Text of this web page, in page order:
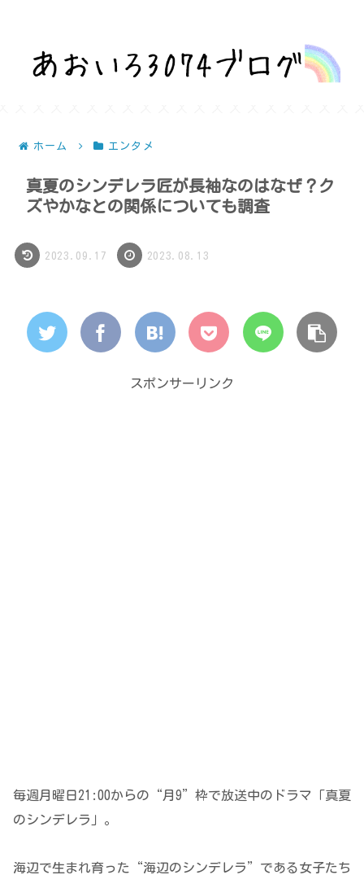
ホーム エンタメ
真夏のシンデレラ匠が長袖なのはなぜ？ク
ズやかなとの関係についても調査
2023.09.17 2023.08.13
スポンサーリンク
毎週月曜日21:00からの“月9”枠で放送中のドラマ「真夏
のシンデレラ」。
海辺で生まれ育った“海辺のシンデレラ”である女子たち